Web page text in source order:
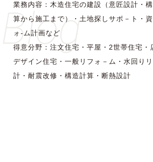
Blog
業務内容：木造住宅の建設（意匠設計・
算から施工まで）・土地探しサポ－ト・
ォ-ム計画など
得意分野：注文住宅・平屋・2世帯住宅・
デザイン住宅・一般リフォ－ム・水回り
計・耐震改修・構造計算・断熱設計